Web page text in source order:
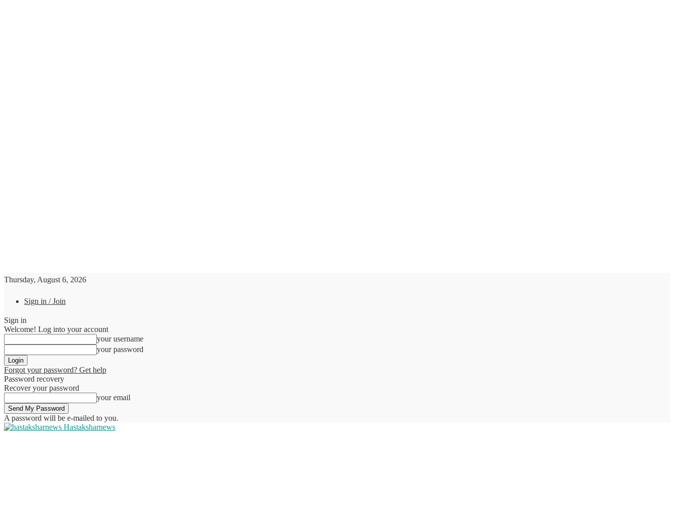
Thursday, August 6, 2026
Sign in / Join
Sign in
Welcome! Log into your account
your username
your password
Forgot your password? Get help
Password recovery
Recover your password
your email
A password will be e-mailed to you.
Hastaksharnews